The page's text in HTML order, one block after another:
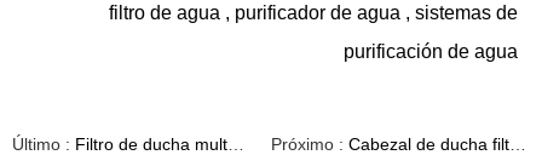
filtro de agua , purificador de agua , sistemas de
purificación de agua
Próximo : Cabezal de ducha filtrante con eliminación de cloro y alto rendimiento
Último : Filtro de ducha multifuncional SF-03